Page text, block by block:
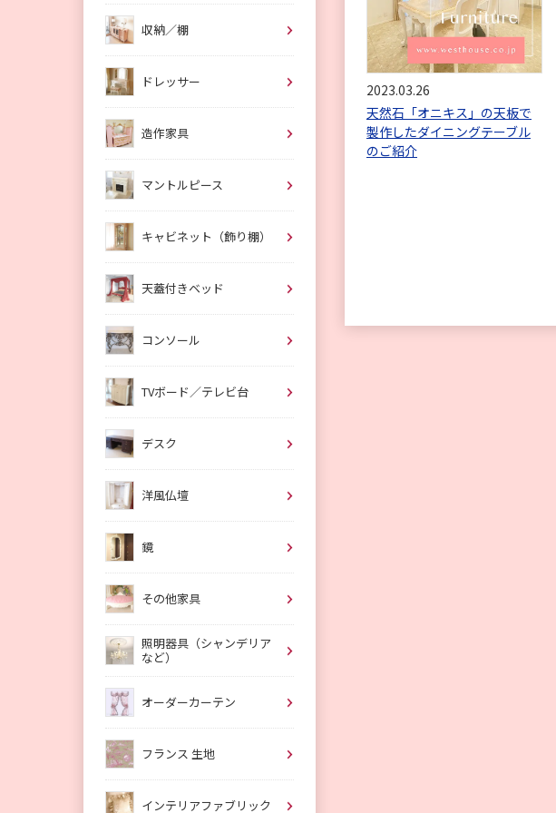
2023.03.26
天然石「オニキス」の天板で
製作したダイニングテーブル
のご紹介
収納／棚
ドレッサー
造作家具
マントルピース
キャビネット（飾り棚）
天蓋付きベッド
コンソール
TVボード／テレビ台
デスク
洋風仏壇
鏡
その他家具
照明器具（シャンデリア
など）
オーダーカーテン
フランス 生地
インテリアファブリック